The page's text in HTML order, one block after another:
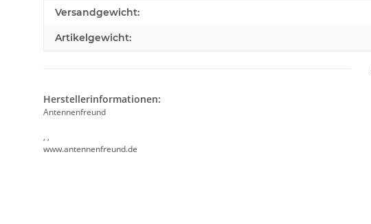
Produkteigenschaft
Wert
Versandgewicht:
Artikelgewicht:
Herstellerinformationen:
Antennenfreund
, ,
www.antennenfreund.de